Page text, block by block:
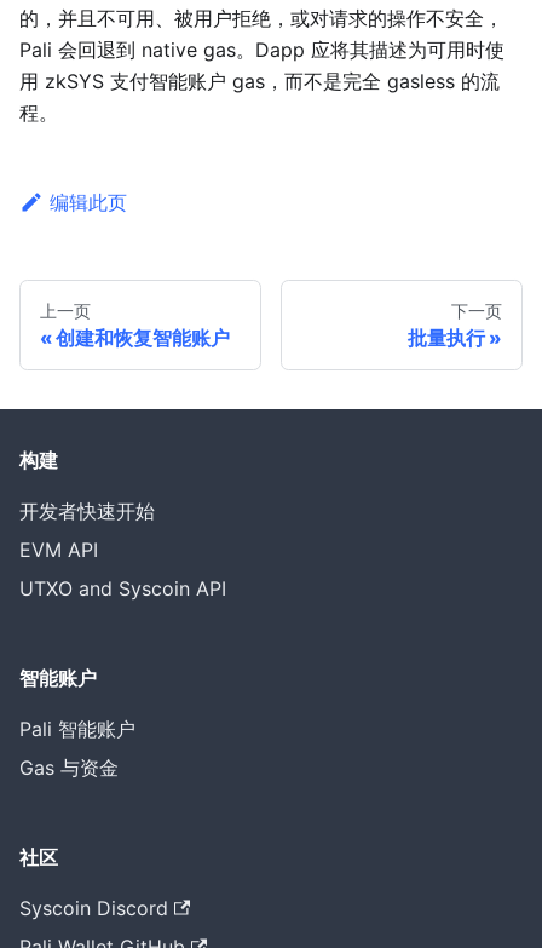
的，并且不可用、被用户拒绝，或对请求的操作不安全，
Pali 会回退到 native gas。Dapp 应将其描述为可用时使
用 zkSYS 支付智能账户 gas，而不是完全 gasless 的流
程。
编辑此页
上一页
创建和恢复智能账户
下一页
批量执行
构建
开发者快速开始
EVM API
UTXO and Syscoin API
智能账户
Pali 智能账户
Gas 与资金
社区
Syscoin Discord